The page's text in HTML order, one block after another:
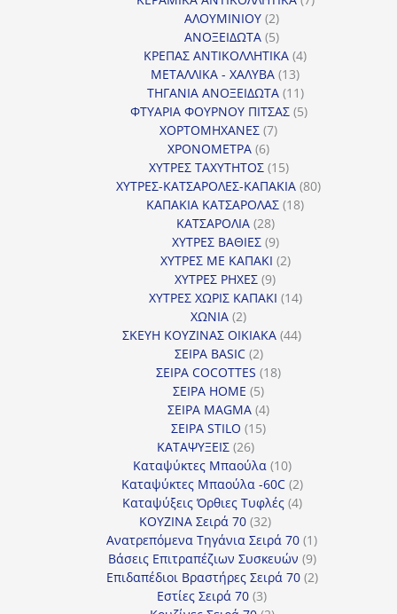
ΑΛΟΥΜΙΝΙΟΥ 22
προϊόντα
ΑΝΟΞΕΙΔΩΤΑ 55
προϊόντα
ΚΡΕΠΑΣ ΑΝΤΙΚΟΛΛΗΤΙΚΑ 44
ΜΕΤΑΛΛΙΚΑ - ΧΑΛΥΒΑ 1313
προϊόντα
ΤΗΓΑΝΙΑ ΑΝΟΞΕΙΔΩΤΑ 1111
προϊόντα
ΦΤΥΑΡΙΑ ΦΟΥΡΝΟΥ ΠΙΤΣΑΣ 55
ΧΟΡΤΟΜΗΧΑΝΕΣ 77
ΧΡΟΝΟΜΕΤΡΑ 66
προϊόντα
ΧΥΤΡΕΣ ΤΑΧΥΤΗΤΟΣ 1515
προϊόντα
ΧΥΤΡΕΣ-ΚΑΤΣΑΡΟΛΕΣ-ΚΑΠΑΚΙΑ 8080
ΚΑΠΑΚΙΑ ΚΑΤΣΑΡΟΛΑΣ 1818
ΚΑΤΣΑΡΟΛΙΑ 2828
προϊόντα
ΧΥΤΡΕΣ ΒΑΘΙΕΣ 99
προϊόντα
ΧΥΤΡΕΣ ΜΕ ΚΑΠΑΚΙ 22
ΧΥΤΡΕΣ ΡΗΧΕΣ 99
προϊόντα
ΧΥΤΡΕΣ ΧΩΡΙΣ ΚΑΠΑΚΙ 1414
ΧΩΝΙΑ 22
προϊόντα
ΣΚΕΥΗ ΚΟΥΖΙΝΑΣ ΟΙΚΙΑΚΑ 4444
ΣΕΙΡΑ BASIC 22
προϊόντα
ΣΕΙΡΑ COCOTTES 1818
ΣΕΙΡΑ HOME 55
προϊόντα
ΣΕΙΡΑ MAGMA 44
προϊόντα
ΣΕΙΡΑ STILO 1515
ΚΑΤΑΨΥΞΕΙΣ 2626
προϊόντα
Καταψύκτες Μπαούλα 1010
προϊόντα
Καταψύκτες Μπαούλα -60C 22
προϊόντα
Καταψύξεις Όρθιες Τυφλές 44
ΚΟΥΖΙΝΑ Σειρά 70 3232
προϊόντα
Ανατρεπόμενα Τηγάνια Σειρά 70 11
προϊόν
Βάσεις Επιτραπέζιων Συσκευών 99
προϊόντα
Επιδαπέδιοι Βραστήρες Σειρά 70 22
Εστίες Σειρά 70 33